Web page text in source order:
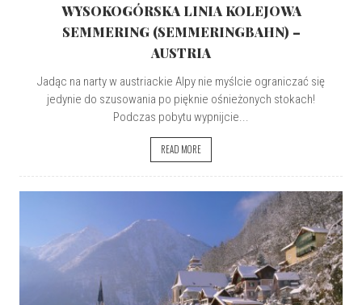
WYSOKOGÓRSKA LINIA KOLEJOWA
SEMMERING (SEMMERINGBAHN) –
AUSTRIA
Jadąc na narty w austriackie Alpy nie myślcie ograniczać się
jedynie do szusowania po pięknie ośnieżonych stokach!
Podczas pobytu wypnijcie...
READ MORE